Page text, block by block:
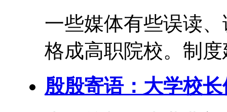
一些媒体有些误读
格成高职院校。制
殷殷寄语：大学校